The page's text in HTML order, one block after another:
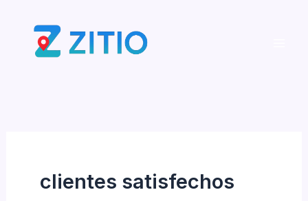
contenido
clientes satisfechos